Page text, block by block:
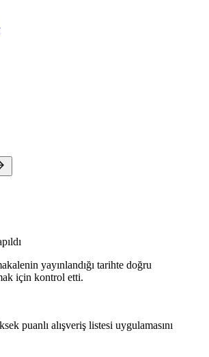
yayınlandığı tarihte doğru
için kontrol etti.
puanlı alışveriş listesi uygulamasını